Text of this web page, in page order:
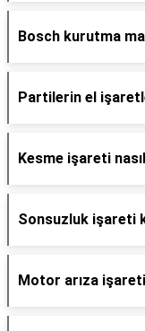
Bosch kurutma
Partilerin el
Kesme işareti nasıl
Sonsuzluk işareti
Motor arıza işareti